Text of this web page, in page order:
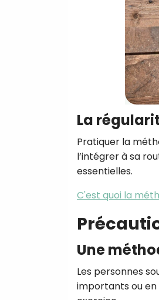
La
Pratiquer la
l’intégrer à sa
essentielles.
C'est quoi la
Une
Les personnes
importants ou